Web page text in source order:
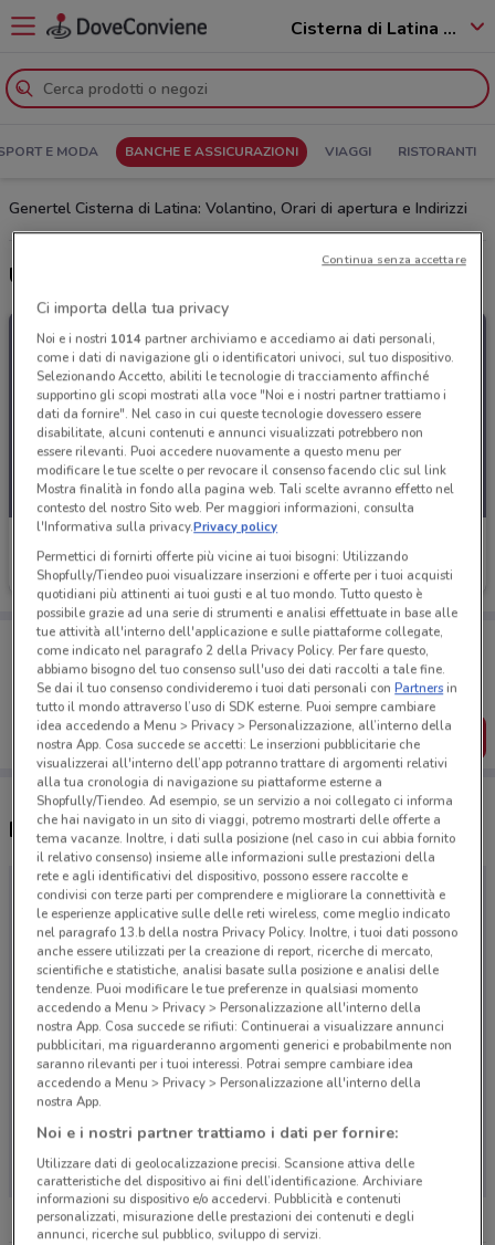
Cisterna di Latina - 04012
E MODA BANCHE E ASSICURAZIONI VIAGGI RISTORANTI
Genertel Cisterna di Latina: Volantino, Orari di apertura e Indirizzi
Ultime offerte del volantino Genertel
Scade il 31/12
Porta DoveConviene sempre con te!
Puoi trovare le migliori offerte dei negozi vicino a te,
salvarle e creare la tua lista del risparmio, comodamente
dal tuo cellulare.
SCARICA L’APP
Negozi Genertel a Cisterna di Latina
Non ci sono negozi nelle vicinanze
Ci importa della tua privacy
Noi e i nostri 1014partner archiviamo e accediamo ai dati personali,
come i dati di navigazione gli o identificatori univoci, sul tuo dispositivo.
Selezionando Accetto, abiliti le tecnologie di tracciamento affinché
supportino gli scopi mostrati alla voce "Noi e i nostri partner trattiamo i
dati da fornire". Nel caso in cui queste tecnologie dovessero essere
disabilitate, alcuni contenuti e annunci visualizzati potrebbero non
essere rilevanti. Puoi accedere nuovamente a questo menu per
modificare le tue scelte o per revocare il consenso facendo clic sul link
Mostra finalità in fondo alla pagina web. Tali scelte avranno effetto nel
contesto del nostro Sito web. Per maggiori informazioni, consulta
l'Informativa sulla privacy.Privacy policy
Permettici di fornirti offerte più vicine ai tuoi bisogni: Utilizzando
Shopfully/Tiendeo puoi visualizzare inserzioni e offerte per i tuoi acquisti
quotidiani più attinenti ai tuoi gusti e al tuo mondo. Tutto questo è
possibile grazie ad una serie di strumenti e analisi effettuate in base alle
tue attività all'interno dell'applicazione e sulle piattaforme collegate,
come indicato nel paragrafo 2 della Privacy Policy. Per fare questo,
abbiamo bisogno del tuo consenso sull'uso dei dati raccolti a tale fine.
Se dai il tuo consenso condivideremo i tuoi dati personali conPartnersin
tutto il mondo attraverso l’uso di SDK esterne. Puoi sempre cambiare
idea accedendo a Menu > Privacy > Personalizzazione, all’interno della
nostra App. Cosa succede se accetti: Le inserzioni pubblicitarie che
visualizzerai all'interno dell’app potranno trattare di argomenti relativi
alla tua cronologia di navigazione su piattaforme esterne a
Shopfully/Tiendeo. Ad esempio, se un servizio a noi collegato ci informa
che hai navigato in un sito di viaggi, potremo mostrarti delle offerte a
tema vacanze. Inoltre, i dati sulla posizione (nel caso in cui abbia fornito
il relativo consenso) insieme alle informazioni sulle prestazioni della
rete e agli identificativi del dispositivo, possono essere raccolte e
condivisi con terze parti per comprendere e migliorare la connettività e
le esperienze applicative sulle delle reti wireless, come meglio indicato
nel paragrafo 13.b della nostra Privacy Policy. Inoltre, i tuoi dati possono
anche essere utilizzati per la creazione di report, ricerche di mercato,
scientifiche e statistiche, analisi basate sulla posizione e analisi delle
tendenze. Puoi modificare le tue preferenze in qualsiasi momento
accedendo a Menu > Privacy > Personalizzazione all'interno della
nostra App. Cosa succede se rifiuti: Continuerai a visualizzare annunci
pubblicitari, ma riguarderanno argomenti generici e probabilmente non
saranno rilevanti per i tuoi interessi. Potrai sempre cambiare idea
accedendo a Menu > Privacy > Personalizzazione all'interno della
nostra App.
Noi e i nostri partner trattiamo i dati per fornire:
Utilizzare dati di geolocalizzazione precisi. Scansione attiva delle
caratteristiche del dispositivo ai fini dell’identificazione. Archiviare
informazioni su dispositivo e/o accedervi. Pubblicità e contenuti
personalizzati, misurazione delle prestazioni dei contenuti e degli
annunci, ricerche sul pubblico, sviluppo di servizi.
Continua senza accettare